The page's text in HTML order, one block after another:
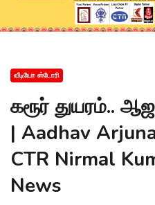
வீடியோ ஸ்டோரி
கரூர் துயரம்..
| Aadhav
CTR Nirmal
News